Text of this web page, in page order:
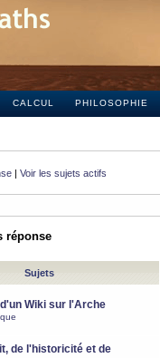
CALCUL PHILOSOPHIE
| Voir les sujets actifs
réponse
Sujets
Wiki sur l'Arche
de l'historicité et de